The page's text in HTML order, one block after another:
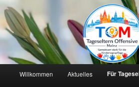
Zum
primären
Inhalt
springen
Willkommen Aktuelles Für